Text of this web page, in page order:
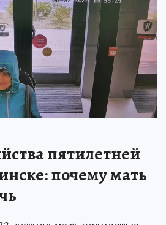
пятилетней
почему мать